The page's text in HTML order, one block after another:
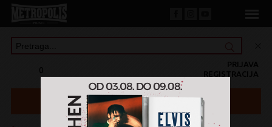
0 REGISTRACIJA
PRIJAVA